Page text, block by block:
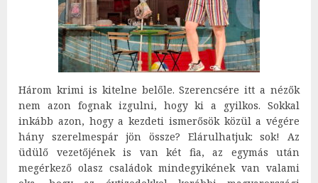
Három krimi is kitelne belőle. Szerencsére itt a nézők
nem azon fognak izgulni, hogy ki a gyilkos. Sokkal
inkább azon, hogy a kezdeti ismerősök közül a végére
hány szerelmespár jön össze? Elárulhatjuk: sok! Az
üdülő vezetőjének is van két fia, az egymás után
megérkező olasz családok mindegyikének van valami